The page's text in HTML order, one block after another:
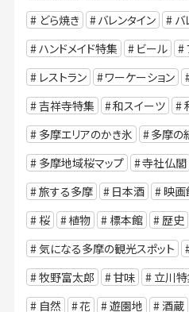
どら焼き
バレンタイン バ
ハンドメイド特集
ビール
レストラン
ワーケーション
吉祥寺特集
和スイーツ
多摩エリアのかき氷
多摩の
多摩地域桜マップ
寺社仏閣
旅する多摩
日本酒 映画
桜
植物 標本館
歴史
気になる多摩の観光スポット
牧野富太郎
甘味 立川
自然
花 遊園地 酒蔵